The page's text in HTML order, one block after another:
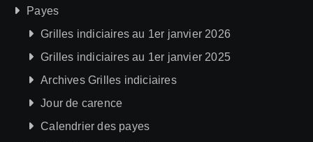
Payes
Grilles indiciaires au 1er janvier 2026
Grilles indiciaires au 1er janvier 2025
Archives Grilles indiciaires
Jour de carence
Calendrier des payes